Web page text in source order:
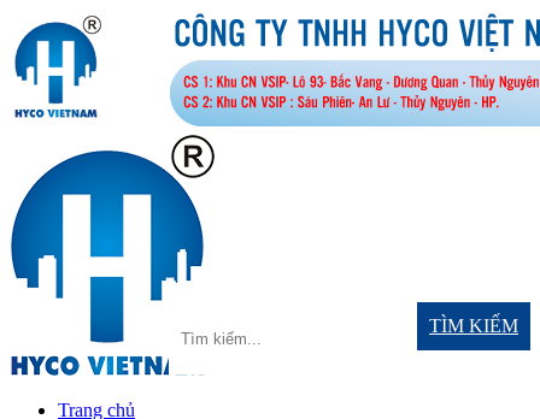
TÌM KIẾM
Trang chủ